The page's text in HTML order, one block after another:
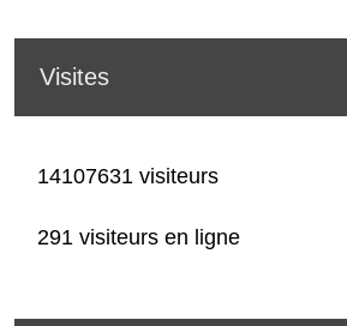
Visites
14107631 visiteurs
291 visiteurs en ligne